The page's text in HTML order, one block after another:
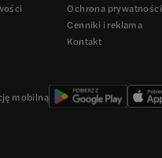
Ochrona prywatności
Cenniki i reklama
Kontakt
mobilną